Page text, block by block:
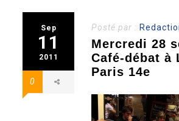
Sep
11
2011
0
Posté par :
Mercredi 28
Café-débat à
Paris 14e